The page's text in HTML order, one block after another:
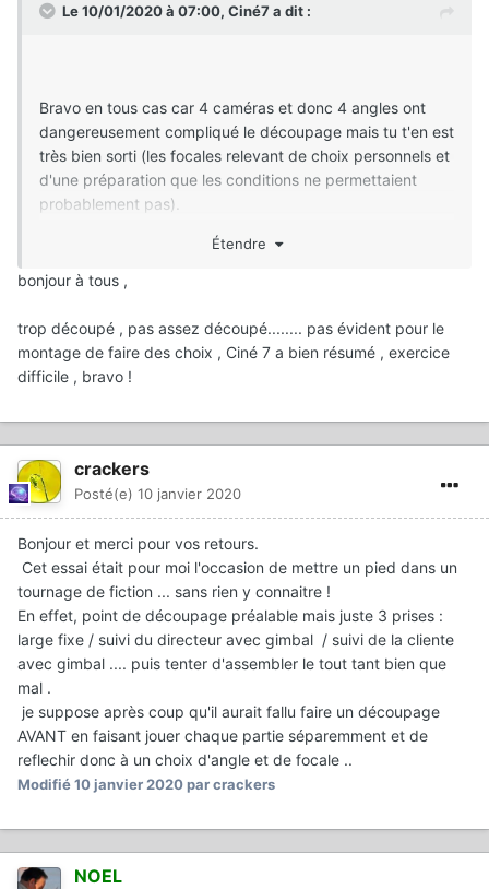
Le 10/01/2020 à 07:00, Ciné7 a dit :
Bravo en tous cas car 4 caméras et donc 4 angles ont
dangereusement compliqué le découpage mais tu t'en est
très bien sorti (les focales relevant de choix personnels et
d'une préparation que les conditions ne permettaient
probablement pas).
Étendre
bonjour à tous ,
trop découpé , pas assez découpé........ pas évident pour le
montage de faire des choix , Ciné 7 a bien résumé , exercice
difficile , bravo !
crackers
Posté(e) 10 janvier 2020
Bonjour et merci pour vos retours.
Cet essai était pour moi l'occasion de mettre un pied dans un
tournage de fiction ... sans rien y connaitre !
En effet, point de découpage préalable mais juste 3 prises :
large fixe / suivi du directeur avec gimbal / suivi de la cliente
avec gimbal .... puis tenter d'assembler le tout tant bien que
mal .
je suppose après coup qu'il aurait fallu faire un découpage
AVANT en faisant jouer chaque partie séparemment et de
reflechir donc à un choix d'angle et de focale ..
Modifié10 janvier 2020par crackers
NOEL